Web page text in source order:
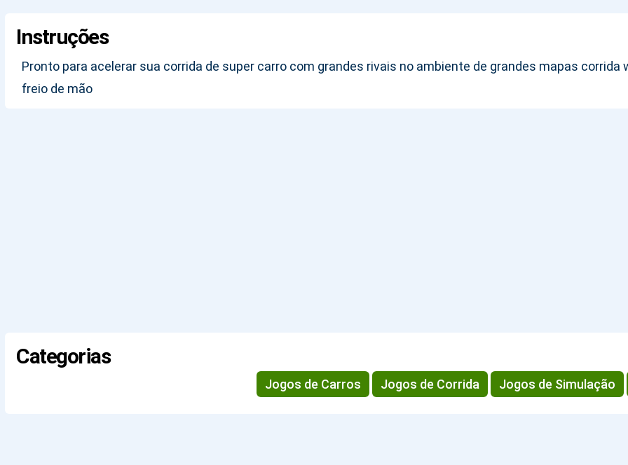
Instruções
Pronto para acelerar sua corrida de super carro com grandes rivais no ambiente de grandes mapas
freio de mão
Categorias
Jogos de Carros Jogos de Corrida Jogos de Simulação